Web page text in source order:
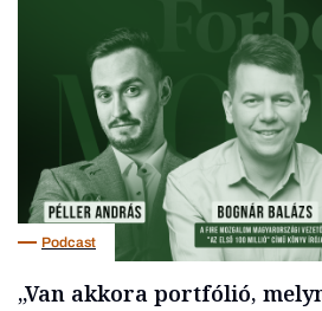
Podcast
„Van akkora portfólió,